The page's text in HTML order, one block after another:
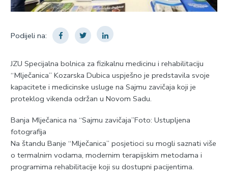
Podijeli na:
ЈZU Specijalna bolnica za fizikalnu medicinu i rehabilitaciju
“Mlječanica” Kozarska Dubica uspješno je predstavila svoje
kapacitete i medicinske usluge na Sajmu zavičaja koji je
proteklog vikenda održan u Novom Sadu.
Banja Mlječanica na “Sajmu zavičaja”Foto: Ustupljena
fotografija
Na štandu Banje “Mlječanica” posjetioci su mogli saznati više
o termalnim vodama, modernim terapijskim metodama i
programima rehabilitacije koji su dostupni pacijentima.